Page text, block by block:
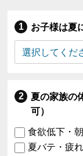
お子様は夏
夏の家族の
可）
食欲低下・
夏バテ・疲